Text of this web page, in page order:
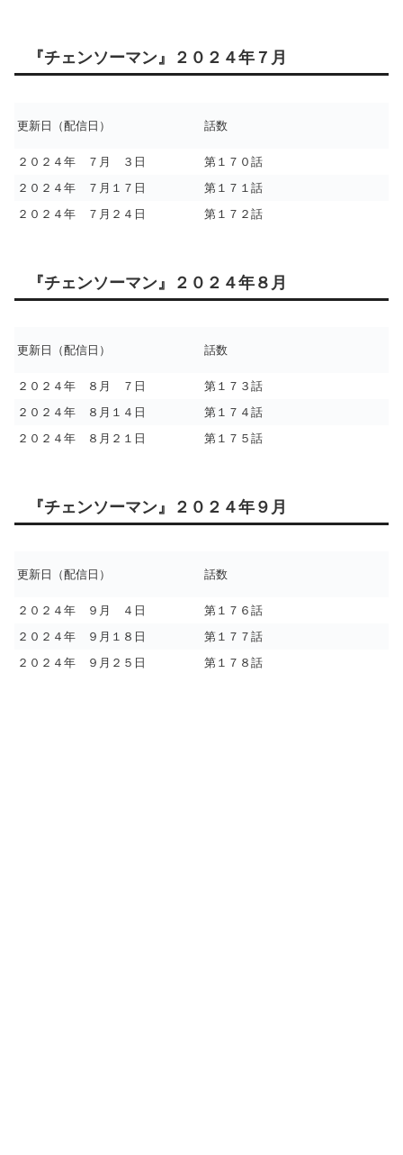
『チェンソーマン』２０２４年７月
更新日（配信日） 話数
２０２４年 ７月 ３日
第１７０話
２０２４年 ７月１７日
第１７１話
２０２４年 ７月２４日
第１７２話
『チェンソーマン』２０２４年８月
更新日（配信日） 話数
２０２４年 ８月 ７日
第１７３話
２０２４年 ８月１４日
第１７４話
２０２４年 ８月２１日
第１７５話
『チェンソーマン』２０２４年９月
更新日（配信日） 話数
２０２４年 ９月 ４日
第１７６話
２０２４年 ９月１８日
第１７７話
２０２４年 ９月２５日
第１７８話